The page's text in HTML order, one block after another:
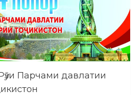
Парчами давлатии